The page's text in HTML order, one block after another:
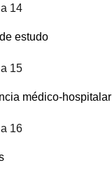
14
estudo
15
médico-hospitalar
16